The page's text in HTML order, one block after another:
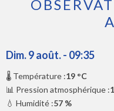
Dim. 9 août. - 09:35
🌡️ Température :19 °C
📊 Pression atmosphérique :
💧 Humidité :57 %